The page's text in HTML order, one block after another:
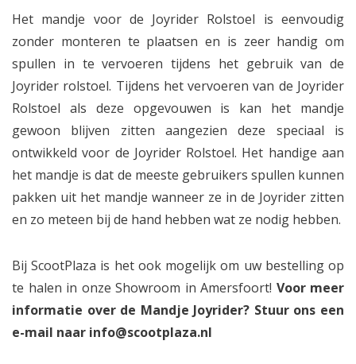
Het mandje voor de Joyrider Rolstoel is eenvoudig
zonder monteren te plaatsen en is zeer handig om
spullen in te vervoeren tijdens het gebruik van de
Joyrider rolstoel. Tijdens het vervoeren van de Joyrider
Rolstoel als deze opgevouwen is kan het mandje
gewoon blijven zitten aangezien deze speciaal is
ontwikkeld voor de Joyrider Rolstoel. Het handige aan
het mandje is dat de meeste gebruikers spullen kunnen
pakken uit het mandje wanneer ze in de Joyrider zitten
en zo meteen bij de hand hebben wat ze nodig hebben.
Bij ScootPlaza is het ook mogelijk om uw bestelling op
te halen in onze Showroom in Amersfoort! Voor meer
informatie over de Mandje Joyrider? Stuur ons een
e-mail naar info@scootplaza.nl